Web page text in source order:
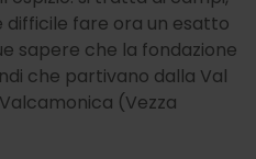
difficile fare ora un esatto
sapere che la fondazione
che partivano dalla Val
(Vezza